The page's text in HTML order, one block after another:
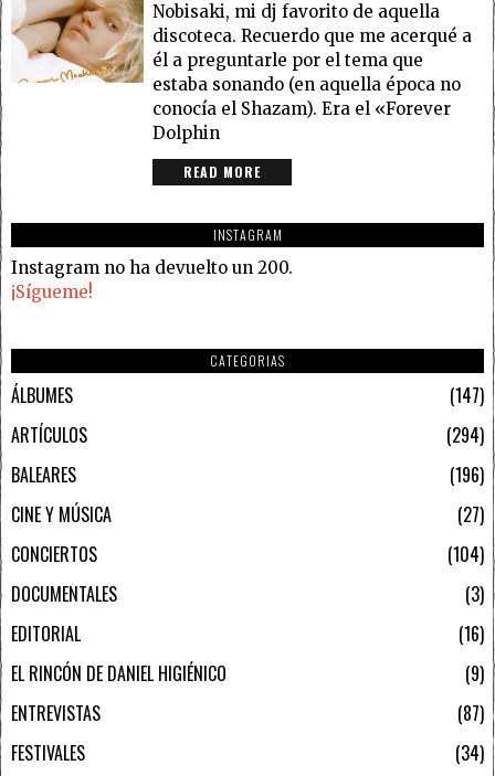
Nobisaki, mi dj favorito de aquella
discoteca. Recuerdo que me acerqué a
él a preguntarle por el tema que
estaba sonando (en aquella época no
conocía el Shazam). Era el «Forever
Dolphin
READ MORE
INSTAGRAM
Instagram no ha devuelto un 200.
¡Sígueme!
CATEGORIAS
ÁLBUMES
147
ARTÍCULOS
294
BALEARES
196
CINE Y MÚSICA
27
CONCIERTOS
104
DOCUMENTALES
3
EDITORIAL
16
EL RINCÓN DE DANIEL HIGIÉNICO
9
ENTREVISTAS
87
FESTIVALES
34